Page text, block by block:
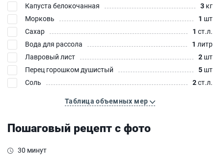
Капуста белокочанная 3 кг
Морковь
1 шт
Сахар
1 ст.л.
Вода для рассола
1 литр
Лавровый лист
2 шт
Перец горошком душистый
5 шт
Соль
2ст.л.
Таблица объемных мер
Пошаговый рецепт с фото
30 минут